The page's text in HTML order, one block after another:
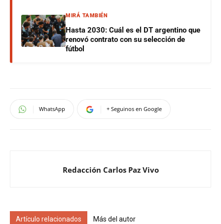
MIRÁ TAMBIÉN
Hasta 2030: Cuál es el DT argentino que
renovó contrato con su selección de
fútbol
WhatsApp + Seguinos en Google
Redacción Carlos Paz Vivo
Artículo relacionados Más del autor